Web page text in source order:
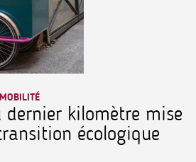
kilomètre mise
écologique